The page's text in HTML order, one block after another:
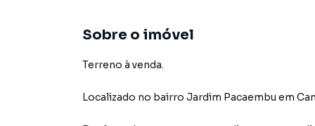
Sobre o imóvel
Terreno à venda.
Localizado no bairro Jardim Pacaembu em